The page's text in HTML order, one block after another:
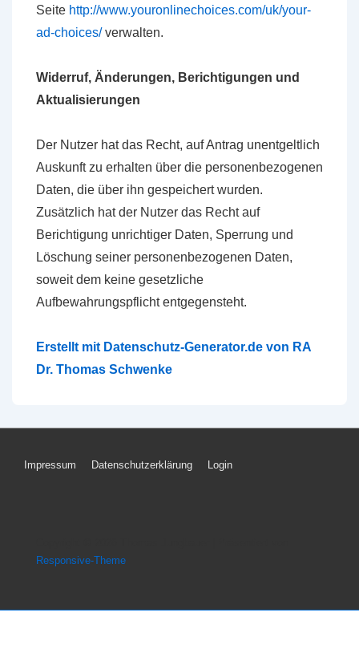
Seite http://www.youronlinechoices.com/uk/your-
ad-choices/verwalten.
Widerruf, Änderungen, Berichtigungen und
Aktualisierungen
Der Nutzer hat das Recht, auf Antrag unentgeltlich
Auskunft zu erhalten über die personenbezogenen
Daten, die über ihn gespeichert wurden.
Zusätzlich hat der Nutzer das Recht auf
Berichtigung unrichtiger Daten, Sperrung und
Löschung seiner personenbezogenen Daten,
soweit dem keine gesetzliche
Aufbewahrungspflicht entgegensteht.
Erstellt mit Datenschutz-Generator.de von RA
Dr. Thomas Schwenke
Footer-
Impressum Datenschutzerklärung Login
Responsive-Theme